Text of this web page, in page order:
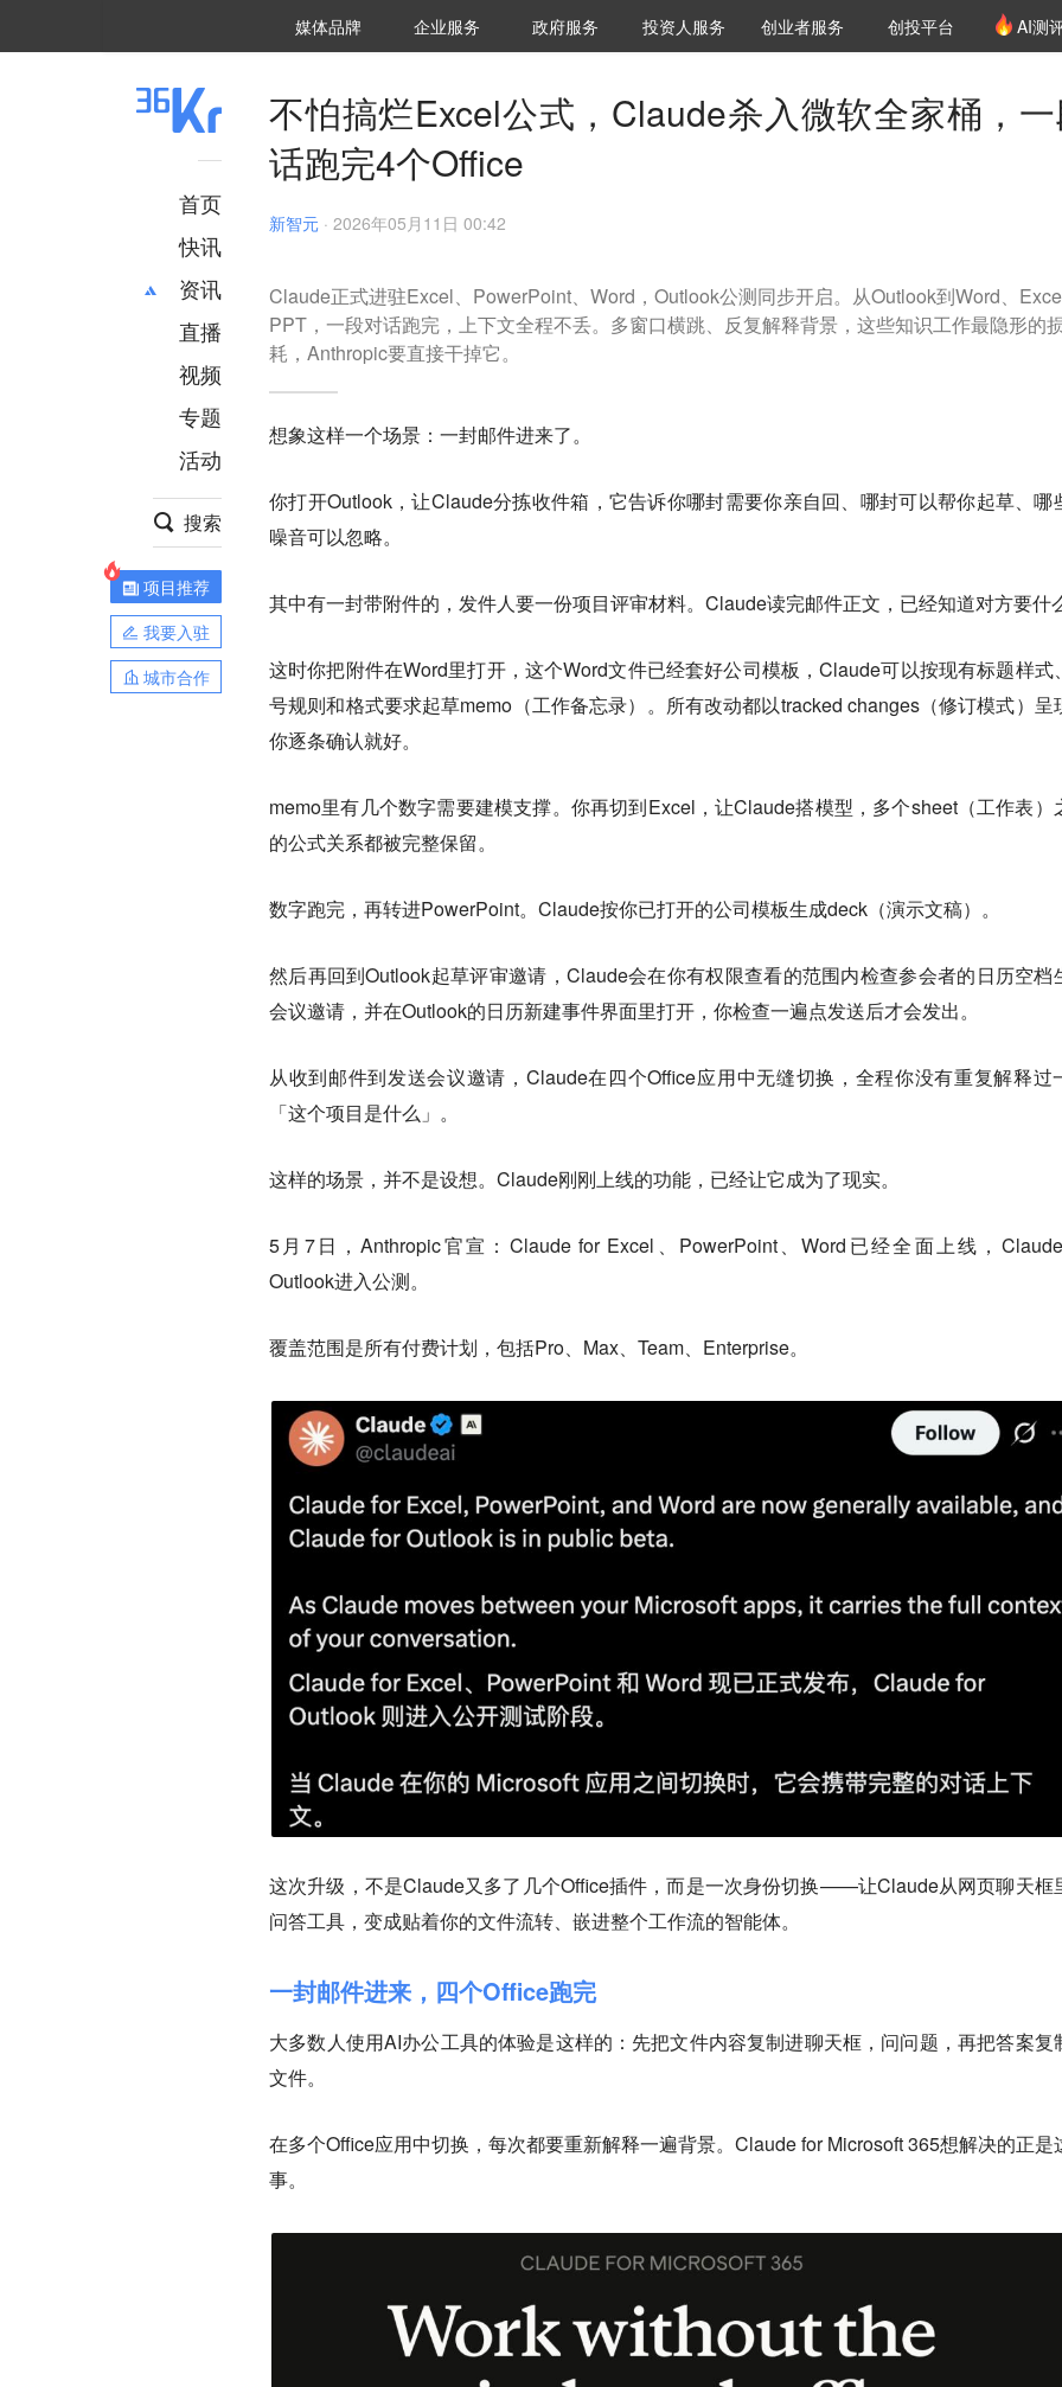
媒体品牌 36Kr研究院
企业服务 城市之窗
政府服务 VClub投资机构库
投资机构职位推介
投资人服务 创投氪堂
创业者服务 创投平台 AI测
首页
快讯
资讯
推荐
财经
项目推荐
安徽
直播
视频
专题
活动
搜索
项目推荐
我要入驻
城市合作
不怕搞烂Excel公式，Claude杀入微软全家桶，
话跑完4个Office
新智元 · 2026年05月11日 00:42
Claude正式进驻Excel、PowerPoint、Word，Outlook公测同步开启。从Outlook到Word、Excel
PPT，一段对话跑完，上下文全程不丢。多窗口横跳、反复解释背景，这些知识工作最隐形的
耗，Anthropic要直接干掉它。
想象这样一个场景：一封邮件进来了。
你打开Outlook，让Claude分拣收件箱，它告诉你哪封需要你亲自回、哪封可以帮你起草、哪
噪音可以忽略。
其中有一封带附件的，发件人要一份项目评审材料。Claude读完邮件正文，已经知道对方要什
这时你把附件在Word里打开，这个Word文件已经套好公司模板，Claude可以按现有标题样式
号规则和格式要求起草memo（工作备忘录）。所有改动都以tracked changes（修订模式）呈
你逐条确认就好。
memo里有几个数字需要建模支撑。你再切到Excel，让Claude搭模型，多个sheet（工作表）
的公式关系都被完整保留。
数字跑完，再转进PowerPoint。Claude按你已打开的公司模板生成deck（演示文稿）。
然后再回到Outlook起草评审邀请，Claude会在你有权限查看的范围内检查参会者的日历空档
会议邀请，并在Outlook的日历新建事件界面里打开，你检查一遍点发送后才会发出。
从收到邮件到发送会议邀请，Claude在四个Office应用中无缝切换，全程你没有重复解释过
「这个项目是什么」。
这样的场景，并不是设想。Claude刚刚上线的功能，已经让它成为了现实。
5月7日，Anthropic官宣：Claude for Excel、PowerPoint、Word已经全面上线，
Outlook进入公测。
覆盖范围是所有付费计划，包括Pro、Max、Team、Enterprise。
这次升级，不是Claude又多了几个Office插件，而是一次身份切换——让Claude从网页聊天框
问答工具，变成贴着你的文件流转、嵌进整个工作流的智能体。
一封邮件进来，四个Office跑完
大多数人使用AI办公工具的体验是这样的：先把文件内容复制进聊天框，问问题，再把答案复
文件。
在多个Office应用中切换，每次都要重新解释一遍背景。Claude for Microsoft 365想解决的正是
事。